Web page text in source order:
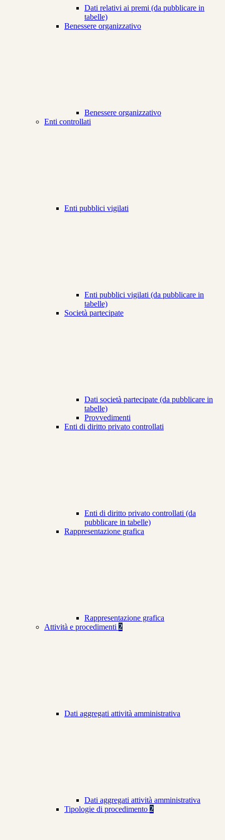
Dati relativi ai premi (da pubblicare in
tabelle)
Benessere organizzativo
Benessere organizzativo
Enti controllati
Enti pubblici vigilati
Enti pubblici vigilati (da pubblicare in
tabelle)
Società partecipate
Dati società partecipate (da pubblicare in
tabelle)
Provvedimenti
Enti di diritto privato controllati
Enti di diritto privato controllati (da
pubblicare in tabelle)
Rappresentazione grafica
Rappresentazione grafica
Attività e procedimenti 2
Dati aggregati attività amministrativa
Dati aggregati attività amministrativa
Tipologie di procedimento 2